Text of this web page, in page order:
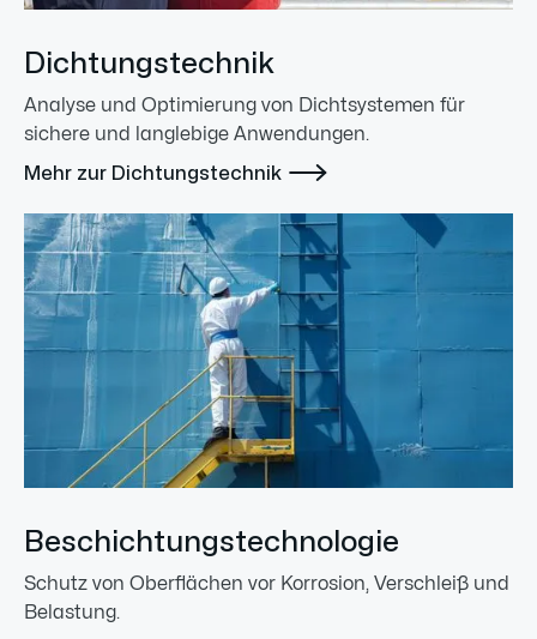
Dichtungstechnik
Analyse und Optimierung von Dichtsystemen für
sichere und langlebige Anwendungen.
Mehr zur Dichtungstechnik 
Beschichtungstechnologie
Schutz von Oberflächen vor Korrosion, Verschleiß und
Belastung.